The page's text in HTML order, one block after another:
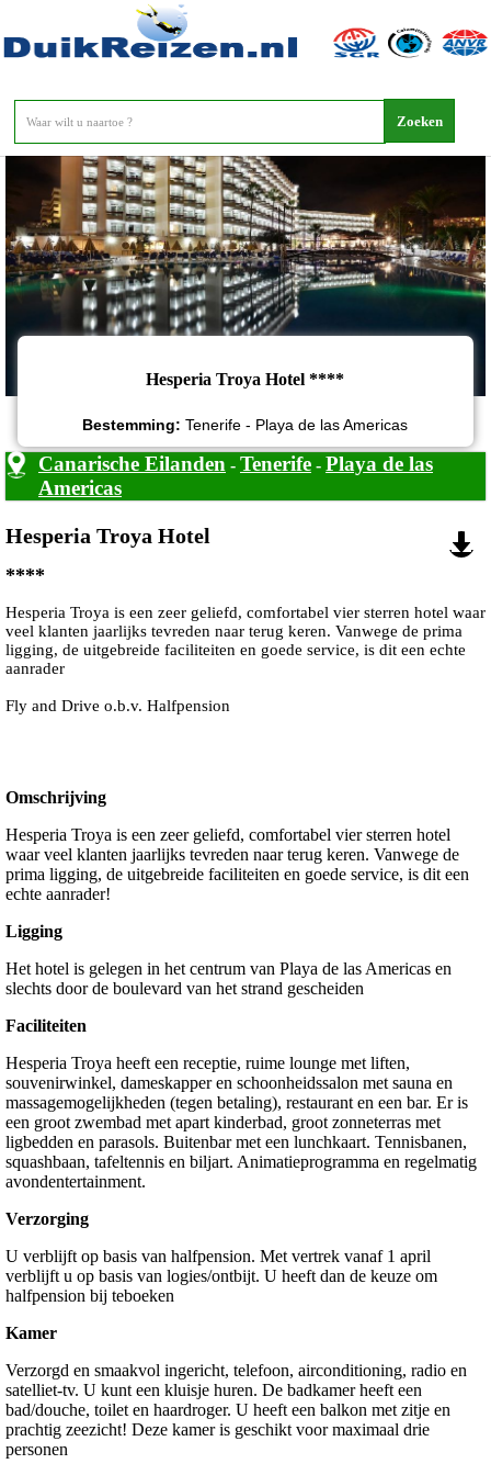
Hesperia Troya Hotel ****
Bestemming: Tenerife - Playa de las Americas
Canarische Eilanden - Tenerife - Playa de las
Americas
Hesperia Troya Hotel
****
Hesperia Troya is een zeer geliefd, comfortabel vier sterren hotel waar
veel klanten jaarlijks tevreden naar terug keren. Vanwege de prima
ligging, de uitgebreide faciliteiten en goede service, is dit een echte
aanrader
Fly and Drive o.b.v. Halfpension
Omschrijving
Hesperia Troya is een zeer geliefd, comfortabel vier sterren hotel
waar veel klanten jaarlijks tevreden naar terug keren. Vanwege de
prima ligging, de uitgebreide faciliteiten en goede service, is dit een
echte aanrader!
Ligging
Het hotel is gelegen in het centrum van Playa de las Americas en
slechts door de boulevard van het strand gescheiden
Faciliteiten
Hesperia Troya heeft een receptie, ruime lounge met liften,
souvenirwinkel, dameskapper en schoonheidssalon met sauna en
massagemogelijkheden (tegen betaling), restaurant en een bar. Er is
een groot zwembad met apart kinderbad, groot zonneterras met
ligbedden en parasols. Buitenbar met een lunchkaart. Tennisbanen,
squashbaan, tafeltennis en biljart. Animatieprogramma en regelmatig
avondentertainment.
Verzorging
U verblijft op basis van halfpension. Met vertrek vanaf 1 april
verblijft u op basis van logies/ontbijt. U heeft dan de keuze om
halfpension bij teboeken
Kamer
Verzorgd en smaakvol ingericht, telefoon, airconditioning, radio en
satelliet-tv. U kunt een kluisje huren. De badkamer heeft een
bad/douche, toilet en haardroger. U heeft een balkon met zitje en
prachtig zeezicht! Deze kamer is geschikt voor maximaal drie
personen